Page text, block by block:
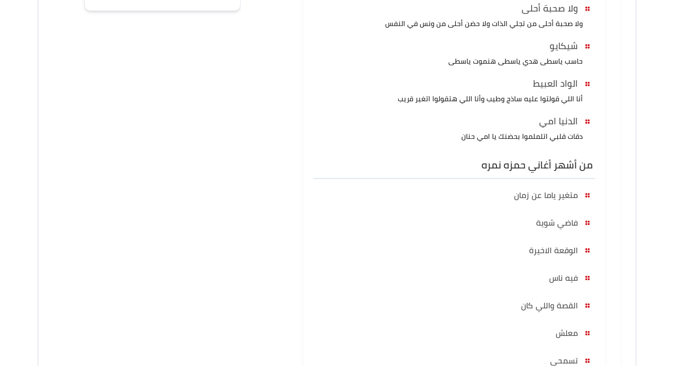
ولا صحبة أحلى
ولا صحبة أحلى من تجلي الذات ولا حضن أحلى من ونس في النفس
شيكايو
حاسب ياسطى هدي ياسطى هنموت ياسطى
الواد العبيط
أنا اللي قولتوا عليه ساذج وطيب وأنا اللي هتقولوا اتغير قريب
الدنيا امي
دقات قلبي اتلملموا بحضنك يا امي حنان
من أشهر أغاني حمزه نمره
متغير ياما عن زمان
فاضي شوية
الوقعة الاخيرة
فيه ناس
القصة واللي كان
معلش
تسمحي